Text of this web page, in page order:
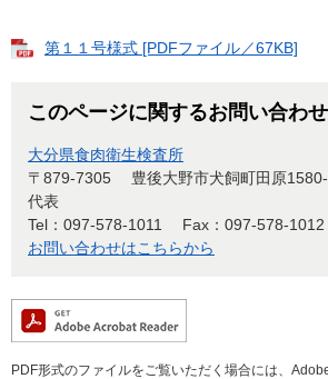
第１１号様式 [PDFファイル／67KB]
このページに関するお問い合わ
大分県食肉衛生検査所
〒879-7305
豊後大野市犬飼町田原
代表
Tel：097-578-1011
Fax：097-578-1012
お問い合わせはこちらから
PDF形式のファイルをご覧いただく場合には、